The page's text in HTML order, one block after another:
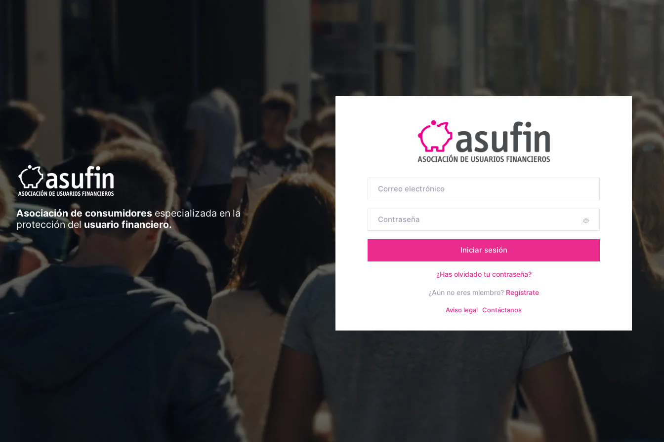
Asociación de consumidoresespecializada en la
protección del usuario financiero.
Iniciar sesión
¿Has olvidado tu contraseña?
¿Aún no eres miembro? Regístrate
Aviso legal Contáctanos